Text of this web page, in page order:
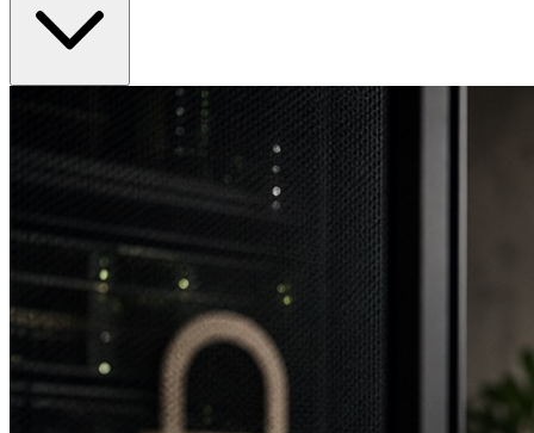
Optimierung, lokale Verzeichniseinträge und positive
Bewertungsstrategien verstärken Ihre lokale Präsenz zusätzlich. Das
Ergebnis: Mehr qualifizierte Anfragen von Kunden aus Ihrer
Online-Auffindbarkeit in der Region.